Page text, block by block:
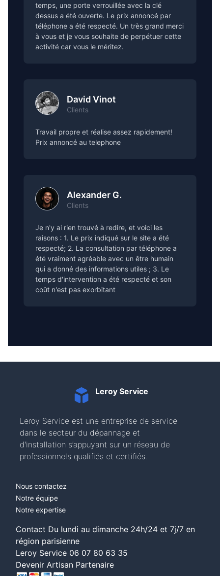
temps, une porte verrouillée avec la clé
dessus a été ouverte. Le prix annoncé par
téléphone a été respecté. Un très grand merci
à vous et je vous souhaite de perpétuer cette
activité car vous le méritez.
David Vinot
Clients
Travail propre et réalise assez rapidement!
Prix annoncé au telephone
Alexander G.
Clients
Je n'y ai rien trouvé à redire, et voici les
raisons : 1. Le prix indiqué sur le site a été
respecté; 2. La consultation par téléphone a
été vraiment agréable avec un être humain
qui a donné des informations utiles ; 3. Le
temps d'intervention a été respecté et son
coût n'est pas exorbitant
Leroy Service
Leroy Service est une entreprise de service
dans le secteur du dépannage et
d'installation s’appuyant sur un réseau de
professionnels qualifiés et certifiés.
Nous contactez
Notre équipe
Notre expertise
Contact Du lundi au dimanche 24h/24 et 7j/7 en
région parisienne
Leroy Service 06 07 80 63 35
Devenir Artisan Partenaire